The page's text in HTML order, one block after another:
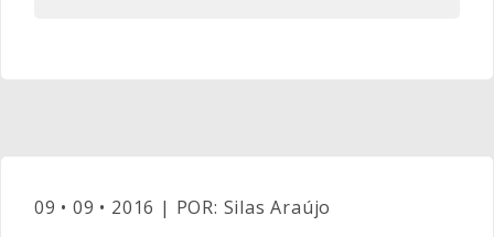
09 • 09 • 2016 | POR: Silas Araújo